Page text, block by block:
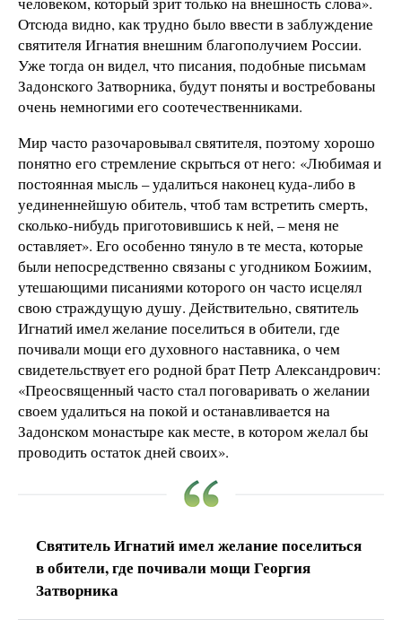
Отсюда видно, как трудно было ввести в заблуждение
святителя Игнатия внешним благополучием России.
Уже тогда он видел, что писания, подобные письмам
Задонского Затворника, будут поняты и востребованы
очень немногими его соотечественниками.
Мир часто разочаровывал святителя, поэтому хорошо
понятно его стремление скрыться от него: «Любимая и
постоянная мысль – удалиться наконец куда-либо в
уединеннейшую обитель, чтоб там встретить смерть,
сколько-нибудь приготовившись к ней, – меня не
оставляет». Его особенно тянуло в те места, которые
были непосредственно связаны с угодником Божиим,
утешающими писаниями которого он часто исцелял
свою страждущую душу. Действительно, святитель
Игнатий имел желание поселиться в обители, где
почивали мощи его духовного наставника, о чем
свидетельствует его родной брат Петр Александрович:
«Преосвященный часто стал поговаривать о желании
своем удалиться на покой и останавливается на
Задонском монастыре как месте, в котором желал бы
проводить остаток дней своих».
Святитель Игнатий имел желание поселиться
в обители, где почивали мощи Георгия
Затворника